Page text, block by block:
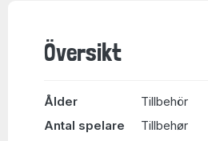
Översikt
Ålder
Tillbehör
Antal spelare
Tillbehør